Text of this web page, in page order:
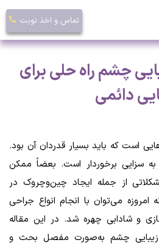
تماس و اخذ نوبت
چشم راه حلی برای
دائمی
است که باید بسیار قدردان آن بود.
سزایی برخوردار است. بعضاً ممکن
از جمله ایجاد چین‌وچروک در
می‌توان با انجام انواع جراحی
و شادابی چهره شد. در این مقاله
زیبایی چشم به‌صورت مفصل بحث و